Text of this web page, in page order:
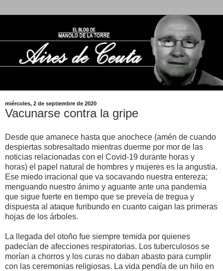
miércoles, 2 de septiembre de 2020
Vacunarse contra la gripe
Desde que amanece hasta que anochece (amén de cuando
despiertas sobresaltado mientras duerme por mor de las
noticias relacionadas con el Covid-19 durante horas y
horas) el papel natural de hombres y mujeres es la angustia.
Ese miedo irracional que va socavando nuestra entereza;
menguando nuestro ánimo y aguante ante una pandemia
que sigue fuerte en tiempo que se preveía de tregua y
dispuesta al ataque furibundo en cuanto caigan las primeras
hojas de los árboles.
La llegada del otoño fue siempre temida por quienes
padecían de afecciones respiratorias. Los tuberculosos se
morían a chorros y los curas no daban abasto para cumplir
con las ceremonias religiosas. La vida pendía de un hilo en